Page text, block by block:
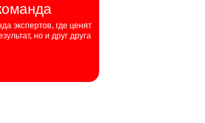
экспертов, где ценят
но и друг друга